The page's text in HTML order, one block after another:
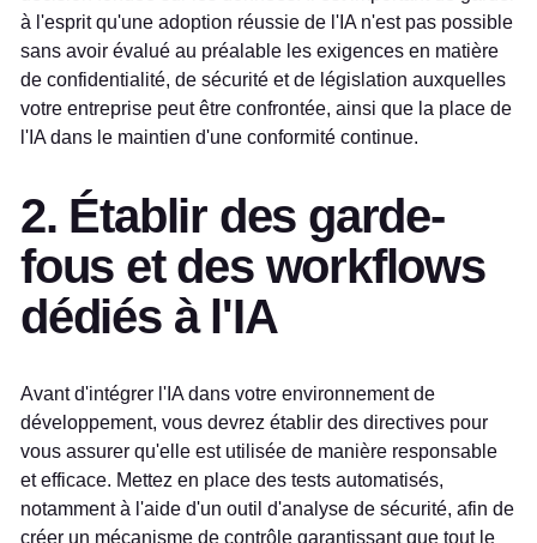
à l'esprit qu'une adoption réussie de l'IA n'est pas possible
sans avoir évalué au préalable les exigences en matière
de confidentialité, de sécurité et de législation auxquelles
votre entreprise peut être confrontée, ainsi que la place de
l'IA dans le maintien d'une conformité continue.
2. Établir des garde-
fous et des workflows
dédiés à l'IA
Avant d'intégrer l'IA dans votre environnement de
développement, vous devrez établir des directives pour
vous assurer qu'elle est utilisée de manière responsable
et efficace. Mettez en place des tests automatisés,
notamment à l'aide d'un outil d'analyse de sécurité, afin de
créer un mécanisme de contrôle garantissant que tout le